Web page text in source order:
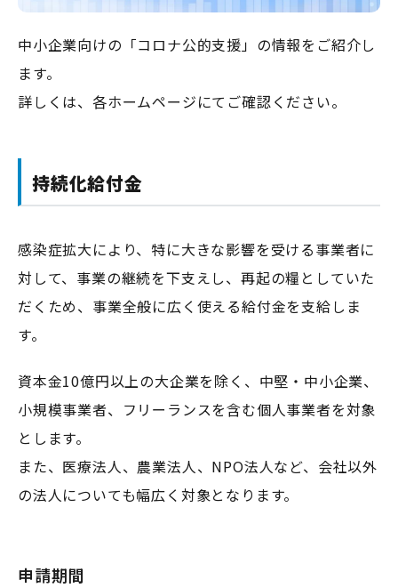
中小企業向けの「コロナ公的支援」の情報をご紹介し
ます。
詳しくは、各ホームページにてご確認ください。
持続化給付金
感染症拡大により、特に大きな影響を受ける事業者に
対して、事業の継続を下支えし、再起の糧としていた
だくため、事業全般に広く使える給付金を支給しま
す。
資本金10億円以上の大企業を除く、中堅・中小企業、
小規模事業者、フリーランスを含む個人事業者を対象
とします。
また、医療法人、農業法人、NPO法人など、会社以外
の法人についても幅広く対象となります。
申請期間